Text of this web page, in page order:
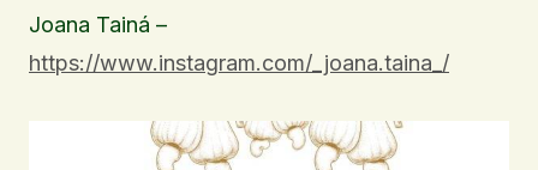
Joana Tainá –
https://www.instagram.com/_joana.taina_/